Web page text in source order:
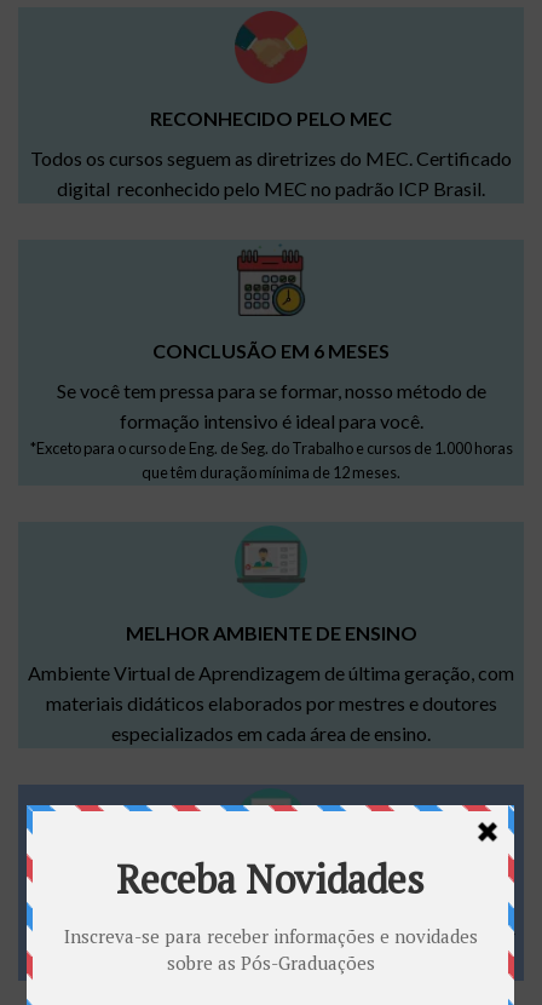
RECONHECIDO PELO MEC
Todos os cursos seguem as diretrizes do MEC. Certificado
digital reconhecido pelo MEC no padrão ICP Brasil.
CONCLUSÃO EM 6 MESES
Se você tem pressa para se formar, nosso método de
formação intensivo é ideal para você.
*Exceto para o curso de Eng. de Seg. do Trabalho e cursos de 1.000 horas
que têm duração mínima de 12 meses.
MELHOR AMBIENTE DE ENSINO
Ambiente Virtual de Aprendizagem de última geração, com
materiais didáticos elaborados por mestres e doutores
especializados em cada área de ensino.
INÍCIO IMEDIATO, APÓS A MATRÍCULA
Você não precisa aguardar a formação de turma para iniciar
seu curso.